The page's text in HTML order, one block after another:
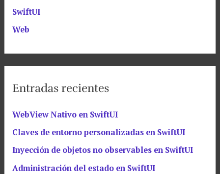
SwiftUI
Web
Entradas recientes
WebView Nativo en SwiftUI
Claves de entorno personalizadas en SwiftUI
Inyección de objetos no observables en SwiftUI
Administración del estado en SwiftUI